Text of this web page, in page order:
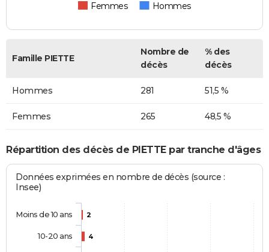
Femmes Hommes
Famille PIETTE
Nombre de
décès
% des
décès
Hommes 281 51,5 %
Femmes 265 48,5 %
Répartition des décès de PIETTE par tranche d'âges
Données exprimées en nombre de décès (source :
Insee)
2
4
Moins de 10 ans
10-20 ans